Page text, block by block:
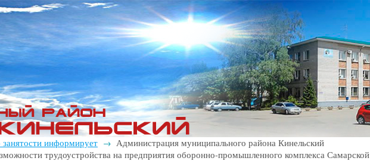
информирует → Администрация муниципального района Кинельский
трудоустройства на предприятия оборонно-промышленного комплекса Самарской